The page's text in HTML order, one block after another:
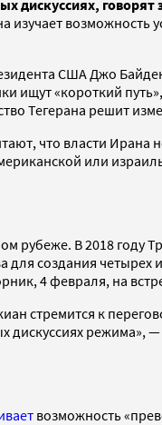
дискуссиях, говорят
изучает
США Джо
«короткий
Тегерана решит
что власти
или
В 2018 году
создания
4 февраля, на
стремится к
режима»,
возможность